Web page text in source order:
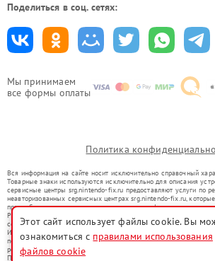
Мы принимаем
все формы оплаты
Поделиться в соц. сетях:
Политика
Вся информация на сайте носит исключительно справочный
Товарные знаки используются исключительно для описания
сервисные центры srg.nintendo-fix.ru предоставляют услуги по
неавторизованных сервисных центрах srg.nintendo-fix.ru,
правообладателями товарных знаков или их официальными
Ремонт осуществляется для устройств, уже введенных в
со статьей 1487 ГК РФ.
Использование товарных знаков не преследует цели
потребителей в заблуждение, а служит для информирования о
ремонту техники указанных брендов.
Представленная на сайте информация не является публичной
Этот сайт использует файлы cookie. Вы
ознакомиться с правилами использования
файлов cookie